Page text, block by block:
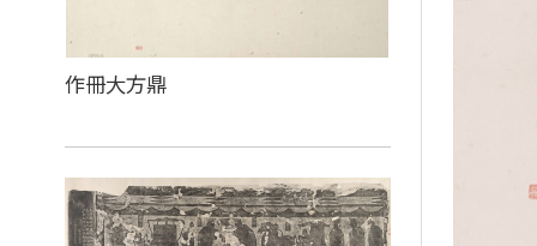
作冊大方鼎